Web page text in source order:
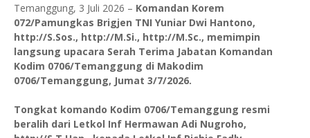
Temanggung, 3 Juli 2026 – Komandan Korem
072/Pamungkas Brigjen TNI Yuniar Dwi Hantono,
http://S.Sos., http://M.Si., http://M.Sc., memimpin
langsung upacara Serah Terima Jabatan Komandan
Kodim 0706/Temanggung di Makodim
0706/Temanggung, Jumat 3/7/2026.
Tongkat komando Kodim 0706/Temanggung resmi
beralih dari Letkol Inf Hermawan Adi Nugroho,